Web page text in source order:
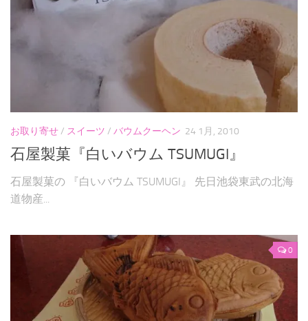
お取り寄せ/ スイーツ / バウムクーヘン 24 1月, 2010
石屋製菓『白いバウム TSUMUGI』
石屋製菓の 『白いバウム TSUMUGI』 先日池袋東武の北海
道物産...
0